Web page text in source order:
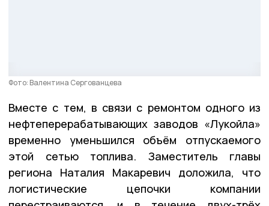
Фото: Валентина Сергованцева
Вместе с тем, в связи с ремонтом одного из
нефтеперерабатывающих заводов «Лукойла»
временно уменьшился объём отпускаемого
этой сетью топлива. Заместитель главы
региона Наталия Макаревич доложила, что
логистические цепочки компании